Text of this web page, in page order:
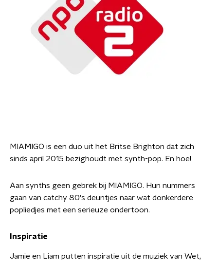
MIAMIGO is een duo uit het Britse Brighton dat zich
sinds april 2015 bezighoudt met synth-pop. En hoe!
Aan synths geen gebrek bij MIAMIGO. Hun nummers
gaan van catchy 80's deuntjes naar wat donkerdere
popliedjes met een serieuze ondertoon.
Inspiratie
Jamie en Liam putten inspiratie uit de muziek van Wet,